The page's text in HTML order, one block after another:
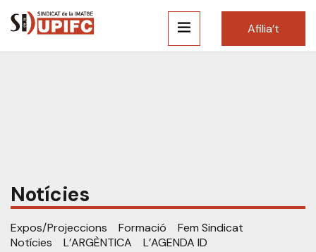
Afilia’t
Notícies
Expos/Projeccions Formació
Fem Sindicat
Notícies
L’ARGÈNTICA L’AGENDA ID